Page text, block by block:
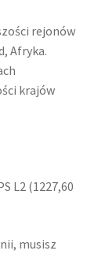
rejonów
Afryka.
krajów
L2 (1227,60
musisz